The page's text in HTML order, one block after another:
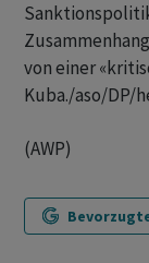
von einer
Kuba./aso/DP/
(AWP)